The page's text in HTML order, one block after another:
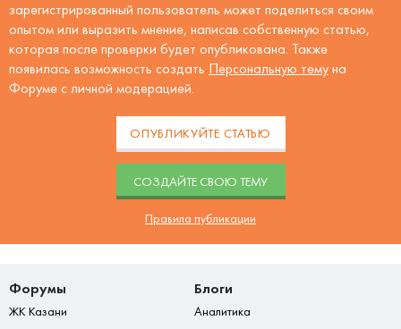
зарегистрированный пользователь может поделиться своим
опытом или выразить мнение, написав собственную статью,
которая после проверки будет опубликована. Также
появилась возможность создать Персональную тему на
Форуме с личной модерацией.
ОПУБЛИКУЙТЕ СТАТЬЮ
CОЗДАЙТЕ СВОЮ ТЕМУ
Правила публикации
Форумы
ЖК Казани
Блоги
Аналитика